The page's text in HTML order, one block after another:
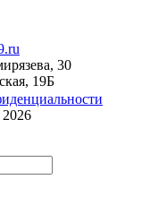
30
19Б